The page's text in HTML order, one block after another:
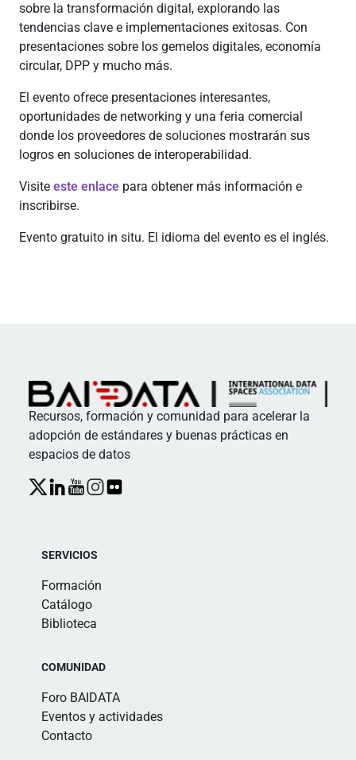
sobre la transformación digital, explorando las
tendencias clave e implementaciones exitosas. Con
presentaciones sobre los gemelos digitales, economía
circular, DPP y mucho más.
El evento ofrece presentaciones interesantes,
oportunidades de networking y una feria comercial
donde los proveedores de soluciones mostrarán sus
logros en soluciones de interoperabilidad.
Visite este enlace para obtener más información e
inscribirse.
Evento gratuito in situ. El idioma del evento es el inglés.
Recursos, formación y comunidad para acelerar la
adopción de estándares y buenas prácticas en
espacios de datos
SERVICIOS
Formación
Catálogo
Biblioteca
COMUNIDAD
Foro BAIDATA
Eventos y actividades
Contacto